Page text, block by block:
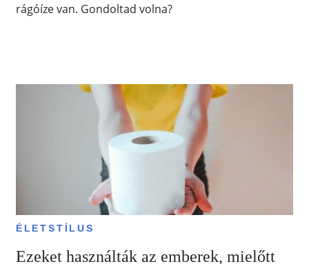
rágóíze van. Gondoltad volna?
ÉLETSTÍLUS
Ezeket használták az emberek, mielőtt